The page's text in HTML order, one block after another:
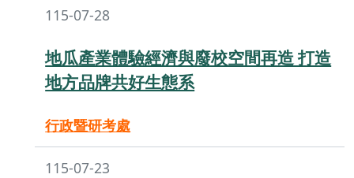
115-07-28
地瓜產業體驗經濟與廢校空間再造 打造
地方品牌共好生態系
行政暨研考處
115-07-23